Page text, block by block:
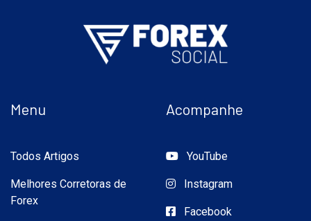
Menu
Todos Artigos
Melhores Corretoras de
Forex
Acompanhe
YouTube
Instagram
Facebook